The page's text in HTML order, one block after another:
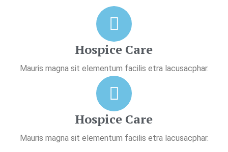
Hospice Care
Mauris magna sit elementum facilis etra lacusacphar.
Hospice Care
Mauris magna sit elementum facilis etra lacusacphar.